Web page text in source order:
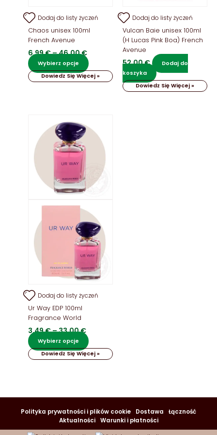
Dodaj do listy życzeń
Chaos unisex 100ml
French Avenue
6,99€–46,00€Zakres
cen:
od
6,99 €
Wybierz opcje
Ten
produkt
ma
wybrać
stronie
Dowiedz Się Więcej »
Dodaj do listy życzeń
Vulcan Baie unisex 100ml
(H Lucas Pink Boa) French
Avenue
52,00€
Dodaj do
koszyka
Dowiedz Się Więcej »
Dodaj do listy życzeń
Ur Way EDP 100ml
Fragrance World
3,49€–33,00€Zakres
cen:
od
3,49 €
Wybierz opcje
Ten
produkt
ma
można
wybrać
na
Dowiedz Się Więcej »
Polityka prywatności i plików cookie Dostawa
Łączność
Aktualności
Warunki i płatności